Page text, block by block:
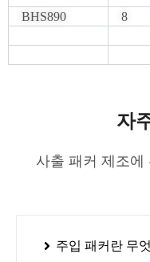
BHS890 8
자
사출 패커 제조에
주입 패커란 무